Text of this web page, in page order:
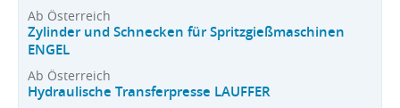
Ab Österreich
Zylinder und Schnecken für Spritzgießmaschinen
ENGEL
Ab Österreich
Hydraulische Transferpresse LAUFFER